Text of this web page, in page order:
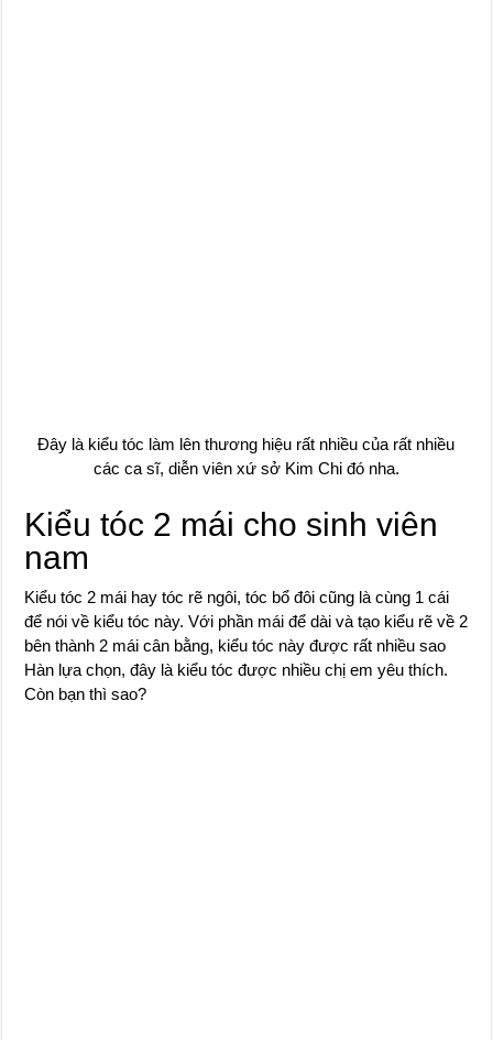
Đây là kiểu tóc làm lên thương hiệu rất nhiều của rất nhiều
các ca sĩ, diễn viên xứ sở Kim Chi đó nha.
Kiểu tóc 2 mái cho sinh viên
nam
Kiểu tóc 2 mái hay tóc rẽ ngôi, tóc bổ đôi cũng là cùng 1 cái
để nói về kiểu tóc này. Với phần mái để dài và tạo kiểu rẽ về 2
bên thành 2 mái cân bằng, kiểu tóc này được rất nhiều sao
Hàn lựa chọn, đây là kiểu tóc được nhiều chị em yêu thích.
Còn bạn thì sao?